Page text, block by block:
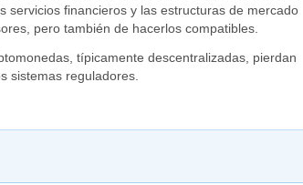
servicios financieros y las estructuras de mercado
pero también de hacerlos compatibles.
típicamente descentralizadas, pierdan
sistemas reguladores.